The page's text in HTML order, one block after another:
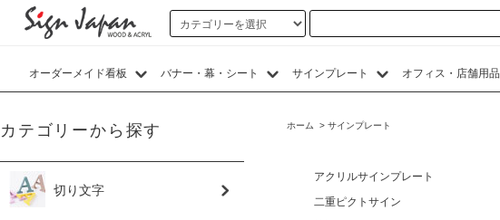
オーダーメイド看板 バナー・幕・シート サインプレート オフィス・店舗用品
ホーム > サインプレート
アクリルサインプレート
二重ピクトサイン
カテゴリーから探す
切り文字